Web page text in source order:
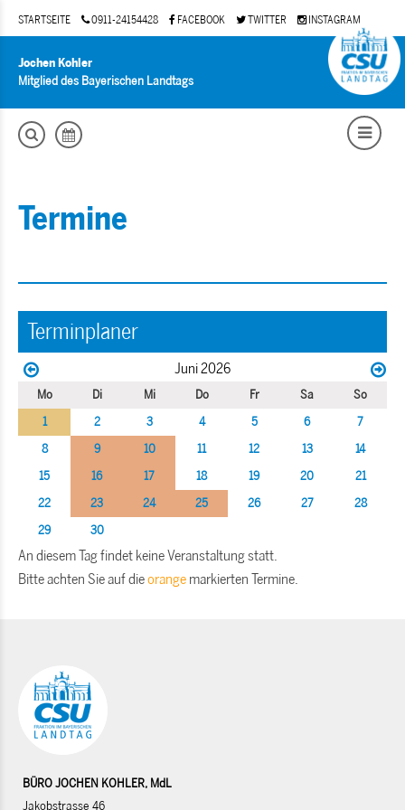
STARTSEITE 0911-24154428 FACEBOOK TWITTER INSTAGRAM
Jochen Kohler
Mitglied des Bayerischen Landtags
Termine
Terminplaner
Juni 2026
Mo Di Mi Do Fr Sa
So
1
2 3 4 5 6
7
8
9 10 11 12 13
14
15
16 17 18 19 20
21
22
23 24 25 26 27
28
29
30
An diesem Tag findet keine Veranstaltung statt.
Bitte achten Sie auf dieorange markierten Termine.
BÜRO JOCHEN KOHLER, MdL
Jakobstrasse 46